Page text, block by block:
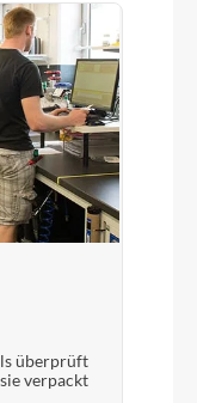
überprüft
verpackt